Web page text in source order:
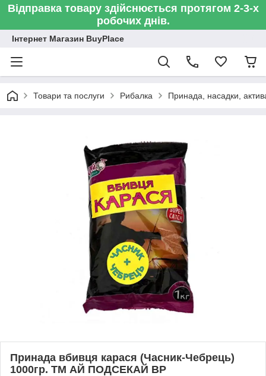
Відправка товару здійснюється протягом 2-3-х
робочих днів.
Інтернет Магазин BuyPlace
Товари та послуги Рибалка Принада, насадки,
Принада вбивця карася (Часник-Чебрець)
1000гр. ТМ АЙ ПОДСЕКАЙ BP